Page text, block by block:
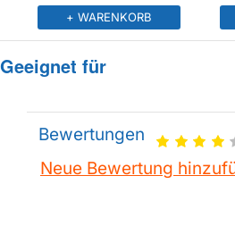
+ WARENKORB
Geeignet für
Bewertungen
Neue Bewertung